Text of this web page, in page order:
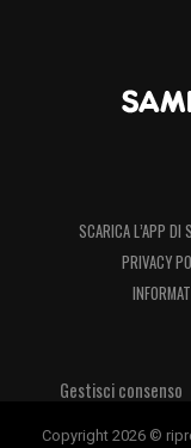
SCARICA L’APP DI
PRIVACY
Gestisci consenso
Copyright 2026 ©